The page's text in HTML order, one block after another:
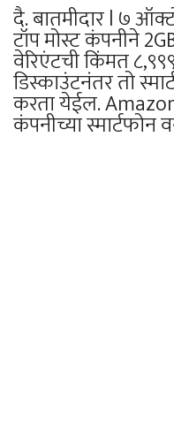
दै. बातमीदार l ७
टॉप मोस्ट कंपनीने
वेरिएंटची किंमत
डिस्काउंटनंतर तो
करता येईल.
कंपनीच्या